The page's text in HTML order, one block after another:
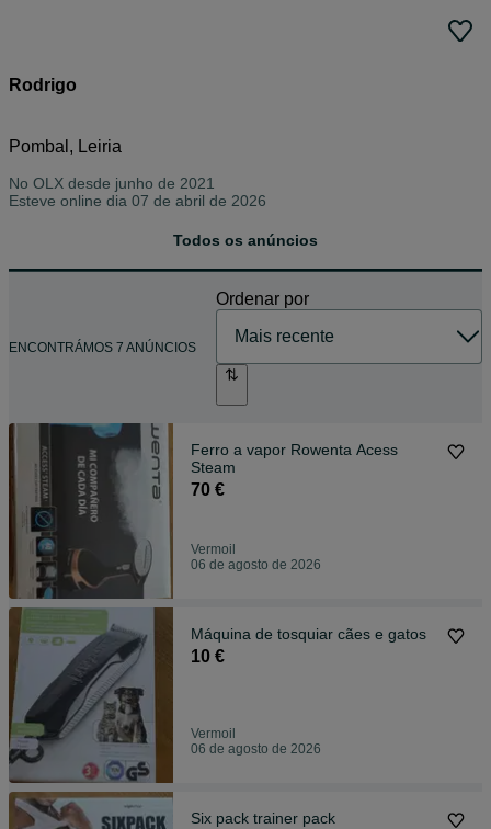
Rodrigo
Pombal, Leiria
No OLX desde junho de 2021
Esteve online dia 07 de abril de 2026
Todos os anúncios
ENCONTRÁMOS 7 ANÚNCIOS
Ordenar por
Ferro a vapor Rowenta Acess
Steam
70 €
Vermoil
06 de agosto de 2026
Máquina de tosquiar cães e gatos
10 €
Vermoil
06 de agosto de 2026
Six pack trainer pack